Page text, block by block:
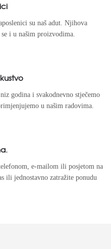
su naš adut. Njihova
i u našim proizvodima.
godina i svakodnevno stječemo
u našim radovima.
e-mailom ili posjetom na
ili jednostavno zatražite ponudu